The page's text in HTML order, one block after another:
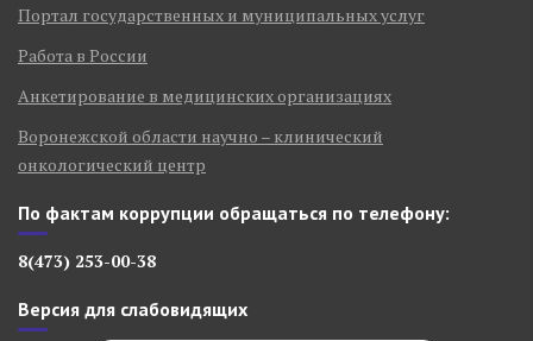
Портал государственных и муниципальных услуг
Работа в России
Анкетирование в медицинских организациях
Воронежской области научно – клинический
онкологический центр
По фактам коррупции обращаться по телефону:
8(473) 253-00-38
Версия для слабовидящих